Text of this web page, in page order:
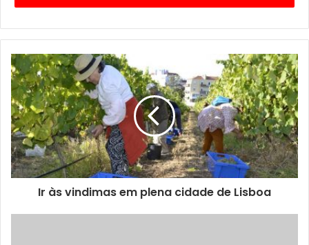
Segundo informações disponibilizadas pela organização,
os atletas recebem um passaporte digital logo na primeira
corrida, com um carimbo atribuído a cada prova. As
inscrições no circuito garantem a inscrição em cada uma
das provas e dorsais exclusivos com prioridade no
levantamento, além de ofertas específicas e a medalha de
finalista.
Ir às vindimas em plena cidade de Lisboa